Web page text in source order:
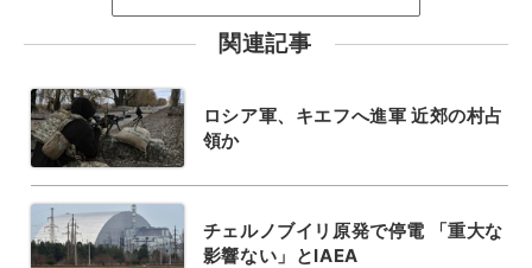
関連記事
ロシア軍、キエフへ進軍 近郊の村占
領か
チェルノブイリ原発で停電 「重大な
影響ない」とIAEA